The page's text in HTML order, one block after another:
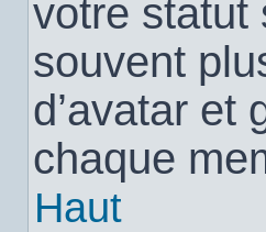
votre statut
souvent
d’avatar et
chaque
Haut